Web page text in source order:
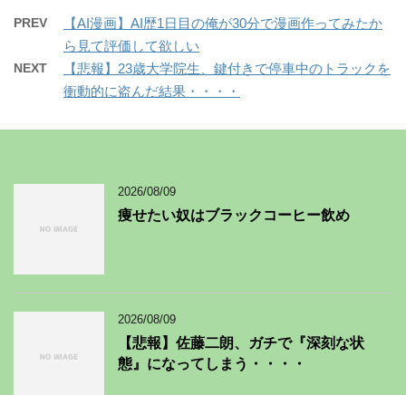
PREV
【AI漫画】AI歴1日目の俺が30分で漫画作ってみたか
ら見て評価して欲しい
NEXT
【悲報】23歳大学院生、鍵付きで停車中のトラックを
衝動的に盗んだ結果・・・・
2026/08/09
痩せたい奴はブラックコーヒー飲め
2026/08/09
【悲報】佐藤二朗、ガチで『深刻な状
態』になってしまう・・・・